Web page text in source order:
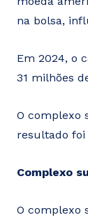
na bolsa,
Em 2024, o
31 milhões
O complexo
resultado foi
Complexo
O complexo